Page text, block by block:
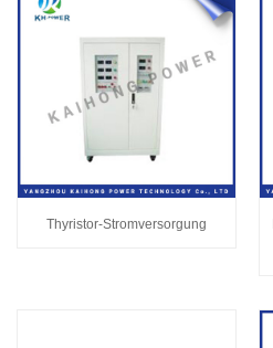
Thyristor-Stromversorgung